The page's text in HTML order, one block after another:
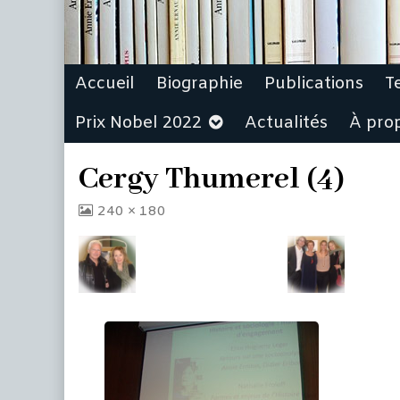
Accueil Biographie Publications
Prix Nobel 2022
Actualités À
Cergy Thumerel (4)
View
at
full
size,
240 × 180